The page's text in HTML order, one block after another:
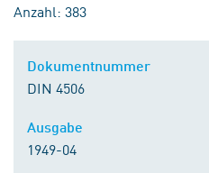
Anzahl: 383
DIN 4506
1949-04